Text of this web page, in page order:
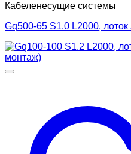
Кабеленесущие системы
Gq500-65 S1.0 L2000,